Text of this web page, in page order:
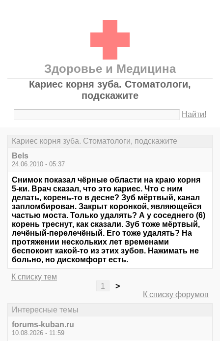
Здоровье и Медицина
Кариес корня зуба. Стоматологи,
подскажите
Найти!
Кариес корня зуба. Стоматологи, подскажите
Bels
24.06.2010 - 05:37
Снимок показал чёрные области на краю корня
5-ки. Врач сказал, что это кариес. Что с ним
делать, корень-то в десне? Зуб мёртвый, канал
запломбирован. Закрыт коронкой, являющейся
частью моста. Только удалять? А у соседнего (6)
корень треснут, как сказали. Зуб тоже мёртвый,
лечёный-перелечёный. Его тоже удалять? На
протяжении нескольких лет временами
беспокоит какой-то из этих зубов. Нажимать не
больно, но дискомфорт есть.
К списку тем
1
>
К списку форумов
Интересные темы
forums-kuban.ru
10.08.2026 - 11:59